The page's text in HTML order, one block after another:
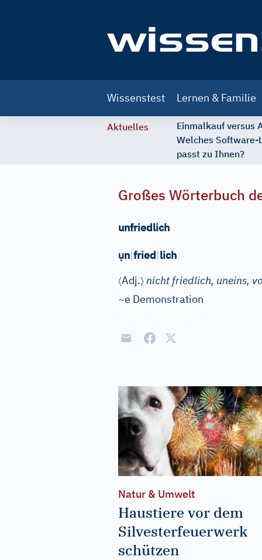
navigation
Wissenstest Lernen & Familie
Aktuelles
Einmalkauf versus
Welches Software-
passt zu Ihnen?
Großes Wörterbuch
unfriedlich
ụn|fried|lich
〈Adj.〉nicht friedlich, uneins,
~e Demonstration
Natur & Umwelt
Haustiere vor dem
Silvesterfeuerwerk
schützen